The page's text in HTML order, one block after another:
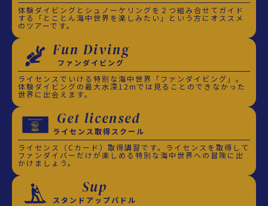
体験ダイビングとシュノーケリングを２つ組み合せてガイド
する「とことん海中世界を楽しみたい」という方にオススメ
のツアーです。
Fun Diving
ファンダイビング
ライセンスでいける特別な海中世界「ファンダイビング」。
体験ダイビングの最大水深12mでは見ることのできなかった
世界に出会えます。
Get licensed
ライセンス取得スクール
ライセンス（Cカード）取得講習です。ライセンスを取得して
ファンダイバーだけが楽しめる特別な海中世界への冒険に出
かけましょう。
Sup
スタンドアップパドル